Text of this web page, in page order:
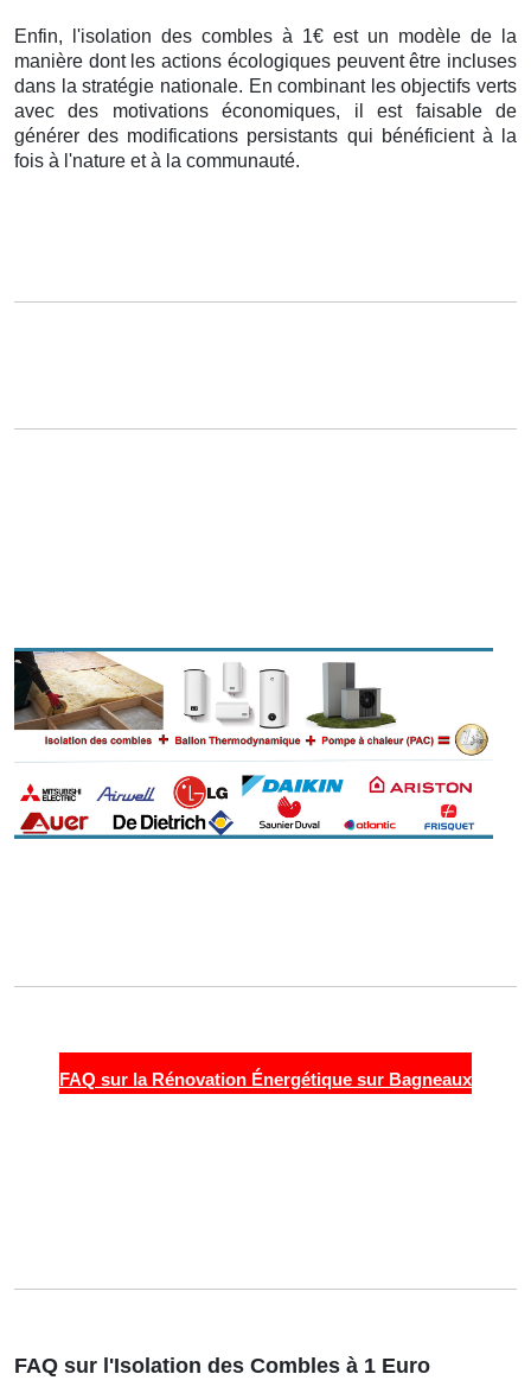
Enfin, l'isolation des combles à 1€ est un modèle de la
manière dont les actions écologiques peuvent être incluses
dans la stratégie nationale. En combinant les objectifs verts
avec des motivations économiques, il est faisable de
générer des modifications persistants qui bénéficient à la
fois à l'nature et à la communauté.
FAQ sur la Rénovation Énergétique sur Bagneaux
FAQ sur l'Isolation des Combles à 1 Euro